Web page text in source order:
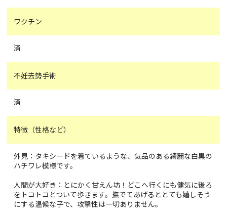
ワクチン
済
不妊去勢手術
済
特徴（性格など）
外見：タキシードを着ているような、気品のある綺麗な白黒の
ハチワレ模様です。
人間が大好き：とにかく甘えん坊！どこへ行くにも健気に後ろ
をトコトコとついて歩きます。撫でてあげるととても嬉しそう
にする温候な子で、攻撃性は一切ありません。